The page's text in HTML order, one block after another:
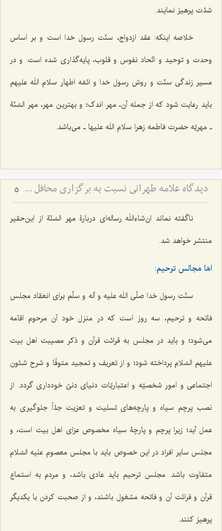
شدّت پرهیز نمایند.
خلاصه اینکه: عقد ازدواج، سنّت رسول خدا است و بر اساس
وحدت و توحید و اتّحاد نفوس و قلوب، پایه‌گذاری شده است. و در
مسیر زندگی سنّت و روش رسول خدا و ائمّه اطهار سلام اللَه علیهم
باید رعایت شود که از جمله آن، مهر اندک؛ و بهترین مهر، مهر السّنّة
ـ مهریّه حضرت فاطمه زهرا سلام اللَه علیها ـ می‌باشد.
دیدگاه علاّمه طهرانی نسبت به برگزاری محافل جشن و عروسی و ترحیم 5
نا‌گفته نماند ان‌شاءاللَه رساله‌ای دربارۀ مهر السّنّة از این‌حقیر
منتشر خواهد شد.
امّا مجالس ترحیم:
سنّت رسول خدا صلّی اللَه علیه و آله و سلّم برای انعقاد مجلس
فاتحه و ترحیم، سه روز است که در منزل خود آن مرحوم اقامه
می‌شود؛ و باید در مجلس به قرائت قرآن و ذکر مصیبت اهل بیت
علیهم السّلام پرداخته شود؛ و از تعریف و تمجید متوفّا و شرح شئون
اجتماعی و امور شخصیّه و اعتباریّات دنیای دنیّ خودداری گردد. از
نصب پرچم سیاه و پارچه‌های تسلیت و تعزیت جدّاً جلوگیری به
عمل آید؛ زیرا پرچم و پارچۀ سیاه مخصوص عزای اهل‌ بیت است، و
مجلس سایر افراد در این خصوص باید با مجلس معصوم علیه السّلام
متفاوت باشد. مجلس ترحیم باید عادی باشد، و مردم به استماع
قرآن و قرائت آن و فاتحه مشغول باشند، و از صحبت کردن با یکدیگر
پرهیز کنند.